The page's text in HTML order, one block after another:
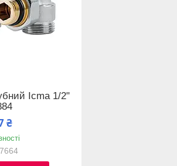
Icma 1/2"
₴
7664